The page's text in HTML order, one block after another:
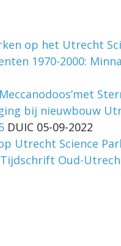
op het Utrecht
1970-2000:
bij nieuwbouw
DUIC 05-09-2022
Utrecht Science
Oud-